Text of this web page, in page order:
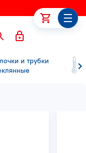
и трубки